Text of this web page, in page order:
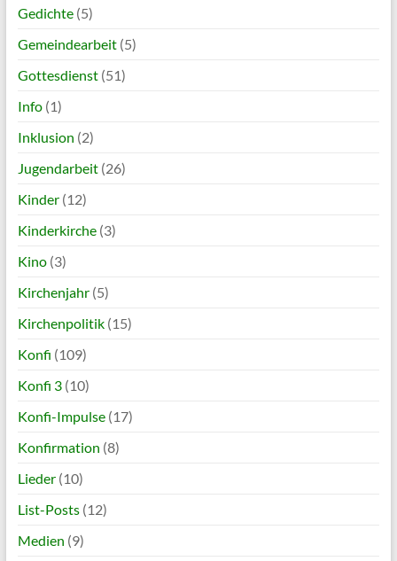
Gedichte(5)
Gemeindearbeit(5)
Gottesdienst(51)
Info(1)
Inklusion (2)
Jugendarbeit(26)
Kinder(12)
Kinderkirche(3)
Kino(3)
Kirchenjahr(5)
Kirchenpolitik(15)
Konfi (109)
Konfi 3(10)
Konfi-Impulse(17)
Konfirmation (8)
Lieder(10)
List-Posts(12)
Medien (9)